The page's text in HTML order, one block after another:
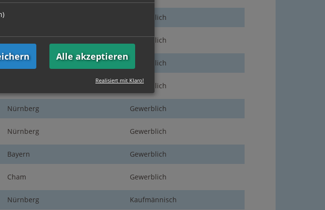
Gewerblich
Nürnberg Gewerblich
Nürnberg Gewerblich
Gewerblich
Nürnberg Gewerblich
Nürnberg Gewerblich
Bayern Gewerblich
Cham Gewerblich
Nürnberg Kaufmännisch
Alle akzeptieren
Realisiert mit Klaro!